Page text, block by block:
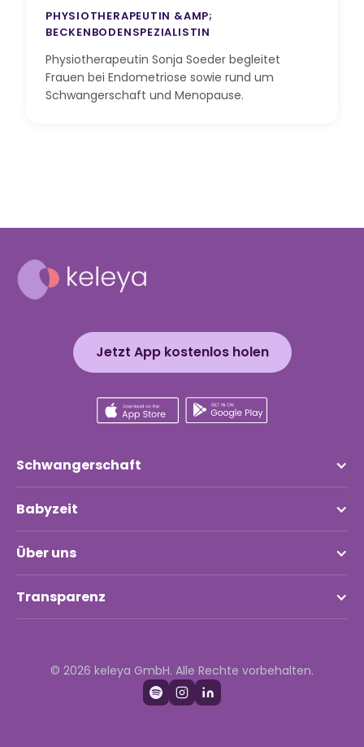
PHYSIOTHERAPEUTIN &AMP;
BECKENBODENSPEZIALISTIN
Physiotherapeutin Sonja Soeder begleitet
Frauen bei Endometriose sowie rund um
Schwangerschaft und Menopause.
Jetzt App kostenlos holen
Schwangerschaft
Babyzeit
Über uns
Transparenz
© 2026 keleya GmbH. Alle Rechte vorbehalten.